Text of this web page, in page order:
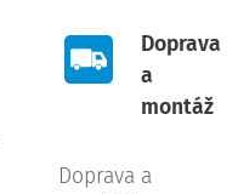
Doprava
a
montáž
Doprava a